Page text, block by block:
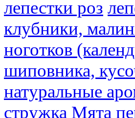
лепестки роз
клубники,
ноготков
шиповника,
натуральные
стружка Мята